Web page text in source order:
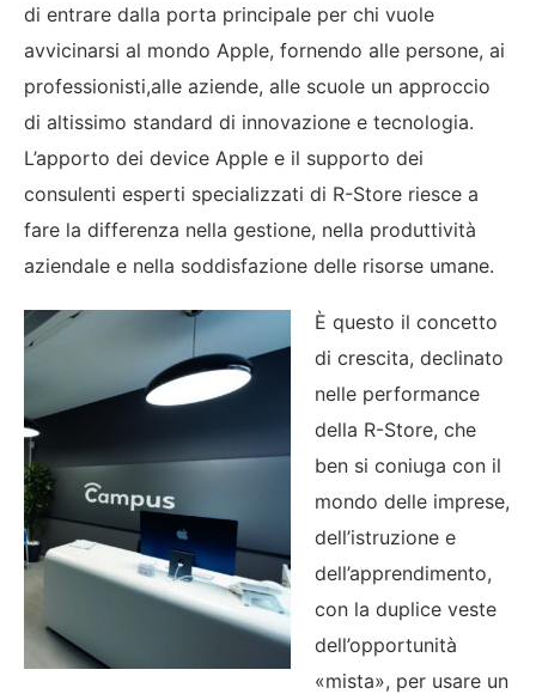
di entrare dalla porta principale per chi vuole
avvicinarsi al mondo Apple, fornendo alle persone, ai
professionisti,alle aziende, alle scuole un approccio
di altissimo standard di innovazione e tecnologia.
L’apporto dei device Apple e il supporto dei
consulenti esperti specializzati di R-Store riesce a
fare la differenza nella gestione, nella produttività
aziendale e nella soddisfazione delle risorse umane.
È questo il concetto
di crescita, declinato
nelle performance
della R-Store, che
ben si coniuga con il
mondo delle imprese,
dell’istruzione e
dell’apprendimento,
con la duplice veste
dell’opportunità
«mista», per usare un